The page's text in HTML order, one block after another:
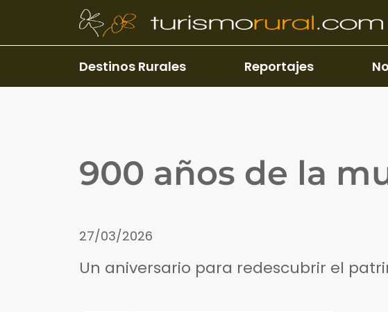
Pasar al contenido principal
Destinos Rurales Reportajes
900 años de la
27/03/2026
Un aniversario para redescubrir el